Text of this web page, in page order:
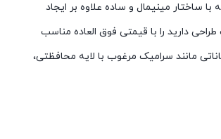
مینیمال و ساده علاوه بر ایجاد
دارید را با قیمتی فوق العاده مناسب
مانند سرامیک مرغوب با لایه محافظتی،